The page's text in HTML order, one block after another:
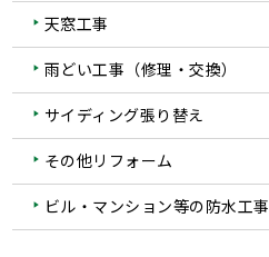
天窓工事
雨どい工事（修理・交換）
サイディング張り替え
その他リフォーム
ビル・マンション等の防水工事